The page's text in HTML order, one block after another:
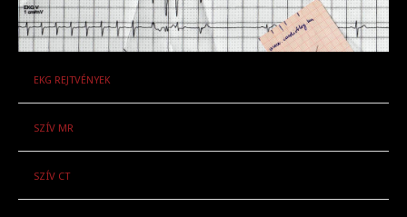
EKG REJTVÉNYEK
SZÍV MR
SZÍV CT